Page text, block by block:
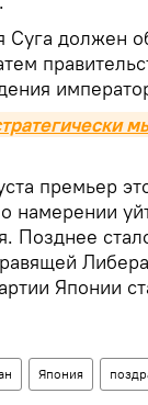
должен
премьер
намерении
Позднее
Японии
Япония